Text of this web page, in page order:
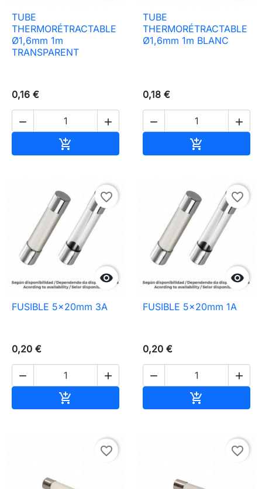
TUBE
THERMORÉTRACTABLE
Ø1,6mm 1m
TRANSPARENT
0,16 €
 

TUBE
THERMORÉTRACTABLE
Ø1,6mm 1m BLANC
0,18 €
 


favorite_border
FUSIBLE 5x20mm 3A
0,20 €
 


favorite_border
FUSIBLE 5x20mm 1A
0,20 €
 

favorite_border favorite_border